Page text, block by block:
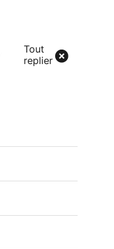
Tout
replier